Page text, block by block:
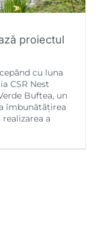
proiectul
cu luna
CSR Nest
Buftea, un
îmbunătățirea
a